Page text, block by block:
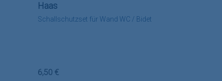
Schallschutzset für Wand WC / Bidet
Haas
Regulärer Preis:
6,50 €